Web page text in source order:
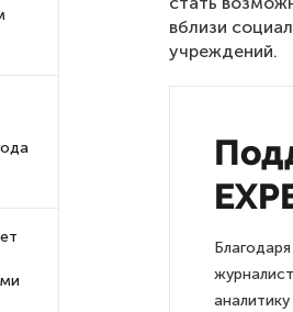
вблизи
учреждений.